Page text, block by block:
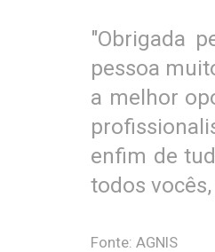
"Obrigada
pessoa
a melhor
enfim de
todos
Fonte: AGNIS